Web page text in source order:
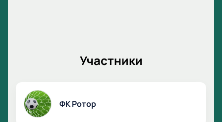
Участники
ФК Ротор